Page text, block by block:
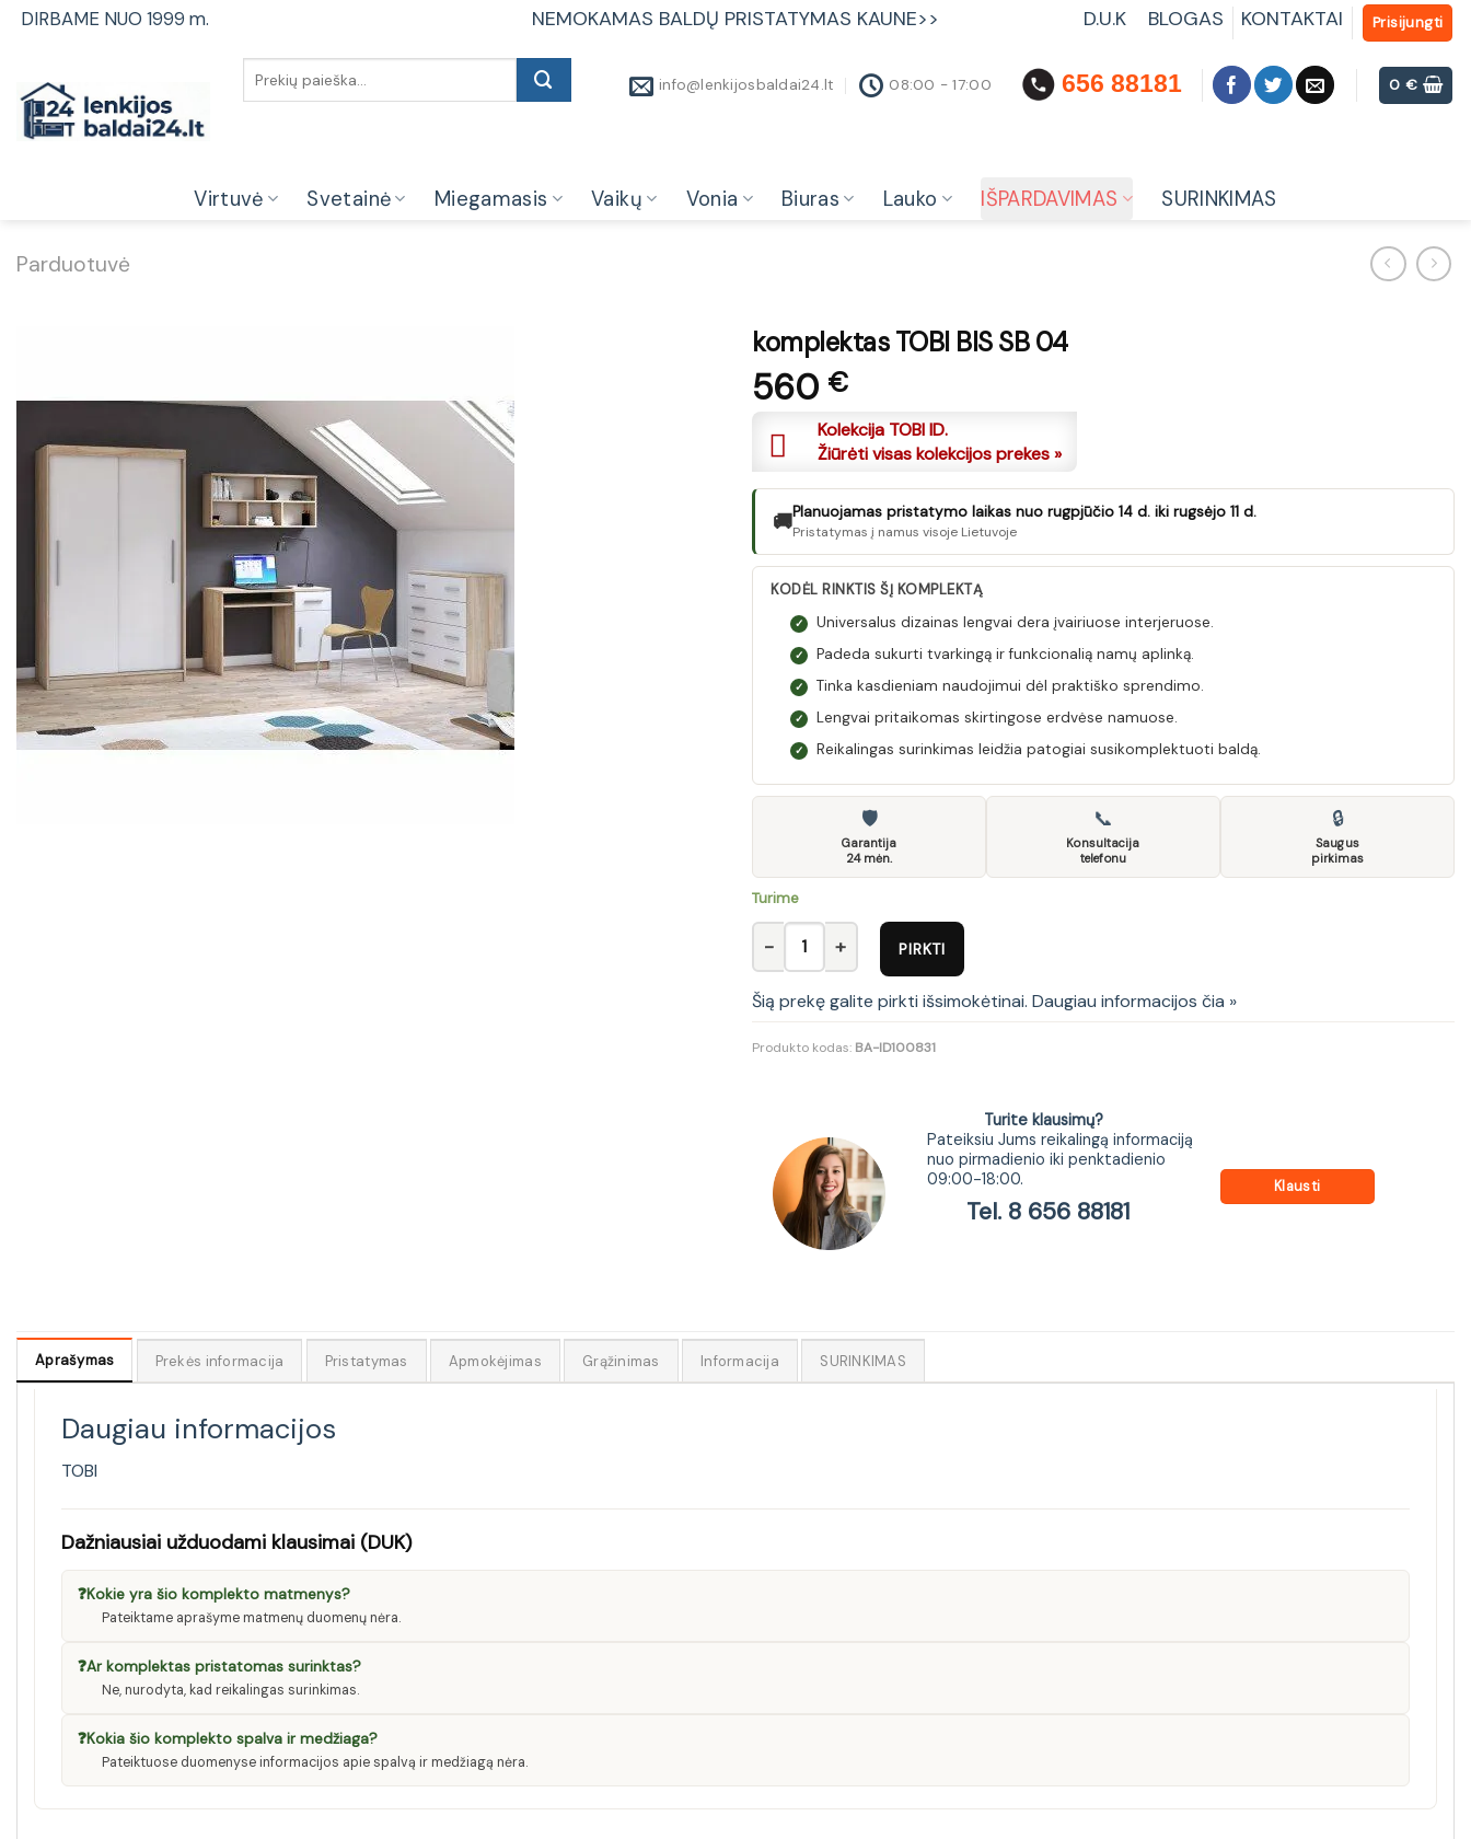
SkipDIRBAME NUO 1999 m. NEMOKAMAS BALDŲ PRISTATYMAS KAUNE>> D.U.K BLOGAS KONTAKTAI Prisijungti
info@lenkijosbaldai24.lt
08:00 - 17:00 656 88181 0€
Virtuvė Svetainė Miegamasis Vaikų Vonia Biuras Lauko IŠPARDAVIMAS SURINKIMAS
Parduotuvė
komplektas TOBI BIS SB 04
560 €
Kolekcija TOBI ID.
Žiūrėti visas kolekcijos prekes »
🚚Planuojamas pristatymo laikas nuo rugpjūčio 14 d. iki rugsėjo 11 d.
Pristatymas į namus visoje Lietuvoje
KODĖL RINKTIS ŠĮ KOMPLEKTĄ
✓ Universalus dizainas lengvai dera įvairiuose interjeruose.
✓ Padeda sukurti tvarkingą ir funkcionalią namų aplinką.
✓ Tinka kasdieniam naudojimui dėl praktiško sprendimo.
✓ Lengvai pritaikomas skirtingose erdvėse namuose.
✓ Reikalingas surinkimas leidžia patogiai susikomplektuoti baldą.
🛡
Garantija
24 mėn.
📞
Konsultacija
telefonu
🔒
Saugus
pirkimas
Turime
produkto kiekis: komplektas TOBI BIS SB 04
PIRKTI
Šią prekę galite pirkti išsimokėtinai. Daugiau informacijos čia »
Produkto kodas: BA-ID100831
Turite klausimų?
Pateiksiu Jums reikalingą informaciją
nuo pirmadienio iki penktadienio
09:00-18:00.
Tel. 8 656 88181
Klausti
Aprašymas Prekės informacija Pristatymas Apmokėjimas Grąžinimas Informacija SURINKIMAS
Daugiau informacijos
TOBI
Dažniausiai užduodami klausimai (DUK)
❓Kokie yra šio komplekto matmenys?
Pateiktame aprašyme matmenų duomenų nėra.
❓Ar komplektas pristatomas surinktas?
Ne, nurodyta, kad reikalingas surinkimas.
❓Kokia šio komplekto spalva ir medžiaga?
Pateiktuose duomenyse informacijos apie spalvą ir medžiagą nėra.